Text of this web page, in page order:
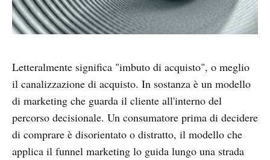
Letteralmente significa "imbuto di acquisto", o meglio
il canalizzazione di acquisto. In sostanza è un modello
di marketing che guarda il cliente all'interno del
percorso decisionale. Un consumatore prima di decidere
di comprare è disorientato o distratto, il modello che
applica il funnel marketing lo guida lungo una strada